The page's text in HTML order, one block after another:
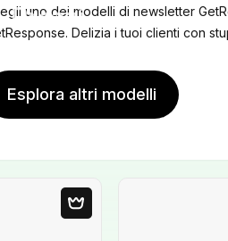
Prezzi
uno dei modelli di newsletter
Delizia i tuoi clienti con
Esplora altri modelli